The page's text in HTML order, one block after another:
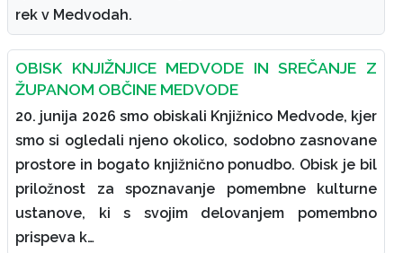
rek v Medvodah.
OBISK KNJIŽNJICE MEDVODE IN SREČANJE Z
ŽUPANOM OBČINE MEDVODE
20. junija 2026 smo obiskali Knjižnico Medvode, kjer
smo si ogledali njeno okolico, sodobno zasnovane
prostore in bogato knjižnično ponudbo. Obisk je bil
priložnost za spoznavanje pomembne kulturne
ustanove, ki s svojim delovanjem pomembno
prispeva k…